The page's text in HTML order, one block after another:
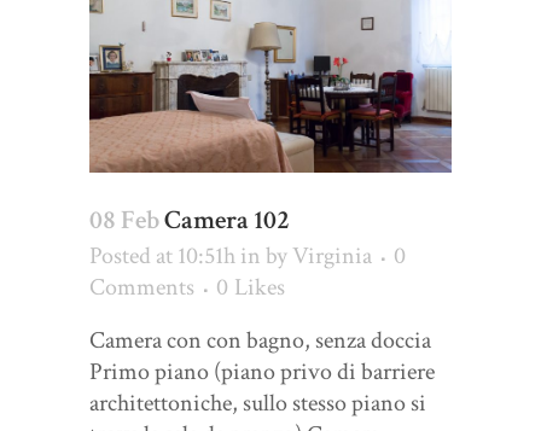
08 FebCamera 102
Posted at 10:51hinbyVirginia
0
Comments
0 Likes
Camera con con bagno, senza doccia
Primo piano (piano privo di barriere
architettoniche, sullo stesso piano si